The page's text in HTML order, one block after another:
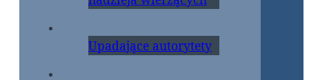
Upadające autorytety